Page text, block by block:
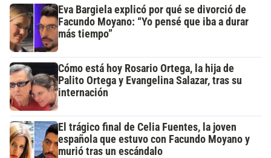
Eva Bargiela explicó por qué se divorció de
Facundo Moyano: “Yo pensé que iba a durar
más tiempo”
Cómo está hoy Rosario Ortega, la hija de
Palito Ortega y Evangelina Salazar, tras su
internación
El trágico final de Celia Fuentes, la joven
española que estuvo con Facundo Moyano y
murió tras un escándalo